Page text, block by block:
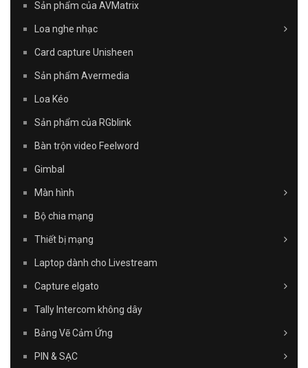
Sản phẩm của AVMatrix
Loa nghe nhạc
Card capture Unisheen
Sản phẩm Avermedia
Loa Kéo
Sản phẩm của RGblink
Bàn trộn video Feelword
Gimbal
Màn hình
Bộ chia mạng
Thiết bị mạng
Laptop dành cho Livestream
Capture elgato
Tally Intercom không dây
Bảng Vẽ Cảm Ứng
PIN & SẠC